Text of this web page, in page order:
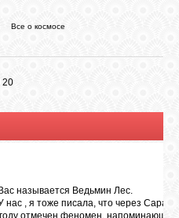
Все о космосе
20
называется Ведьмин Лес.
нас , я тоже писала, что через
году отмечен феномен,